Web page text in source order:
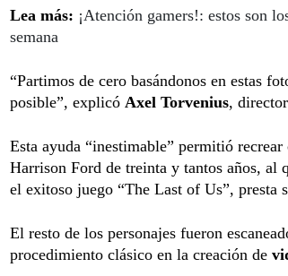
Lea más: ¡Atención gamers!: estos son
semana
“Partimos de cero basándonos en estas
posible”, explicó Axel Torvenius,
Esta ayuda “inestimable” permitió
Harrison Ford de treinta y tantos años, al
el exitoso juego “The Last of Us”, presta
El resto de los personajes fueron
procedimiento clásico en la creación de